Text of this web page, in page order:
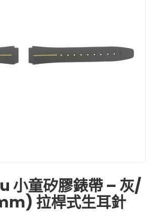
小童矽膠錶帶 – 灰/
拉桿式生耳針